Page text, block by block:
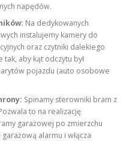
napędów.
Na dedykowanych
instalujemy kamery do
oraz czytniki dalekiego
tak, aby kąt odczytu był
pojazdu (auto osobowe
Spinamy sterowniki bram z
to na realizację
garażowej po zmierzchu
alarmu i włącza